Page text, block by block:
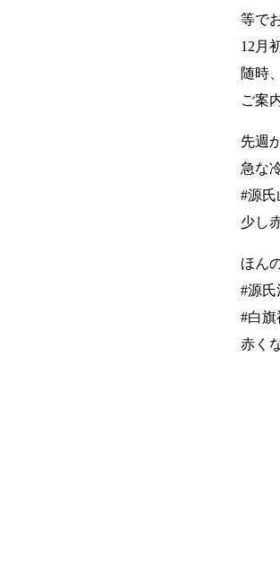
等で
12月
随時、
ご案
先週
急な
#源氏
少し
ほん
#源氏
#白旗
赤く